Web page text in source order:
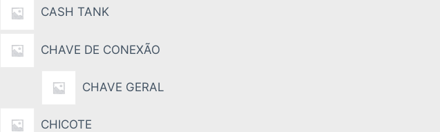
CASH TANK
CHAVE DE CONEXÃO
CHAVE GERAL
CHICOTE